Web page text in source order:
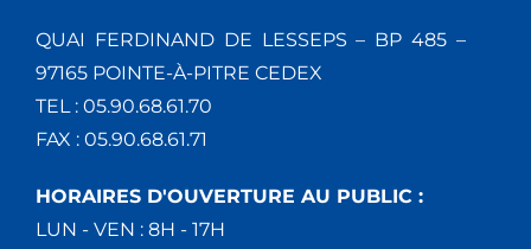
QUAI FERDINAND DE LESSEPS – BP 485 –
97165 POINTE-À-PITRE CEDEX
TEL : 05.90.68.61.70
FAX : 05.90.68.61.71
HORAIRES D'OUVERTURE AU PUBLIC :
LUN - VEN : 8H - 17H